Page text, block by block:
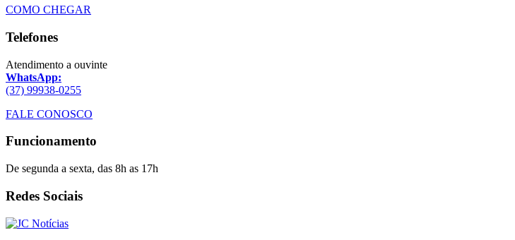
COMO CHEGAR
Telefones
Atendimento a ouvinte
WhatsApp:
(37) 99938-0255
FALE CONOSCO
Funcionamento
De segunda a sexta, das 8h as 17h
Redes Sociais